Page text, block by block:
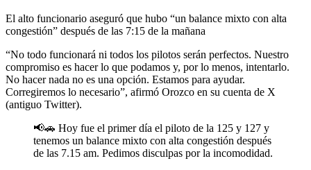
El alto funcionario aseguró que hubo “un balance mixto con alta
congestión” después de las 7:15 de la mañana
“No todo funcionará ni todos los pilotos serán perfectos. Nuestro
compromiso es hacer lo que podamos y, por lo menos, intentarlo.
No hacer nada no es una opción. Estamos para ayudar.
Corregiremos lo necesario”, afirmó Orozco en su cuenta de X
(antiguo Twitter).
📢🚗 Hoy fue el primer día el piloto de la 125 y 127 y
tenemos un balance mixto con alta congestión después
de las 7.15 am. Pedimos disculpas por la incomodidad.